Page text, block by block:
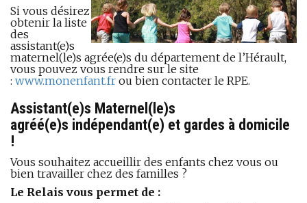
Si vous désirez
obtenir la liste
des
assistant(e)s
maternel(le)s agrée(e)s du département de l’Hérault,
vous pouvez vous rendre sur le site
: www.monenfant.fr ou bien contacter le RPE.
Assistant(e)s Maternel(le)s
agréé(e)s indépendant(e) et gardes à domicile
!
Vous souhaitez accueillir des enfants chez vous ou
bien travailler chez des familles ?
Le Relais vous permet de :